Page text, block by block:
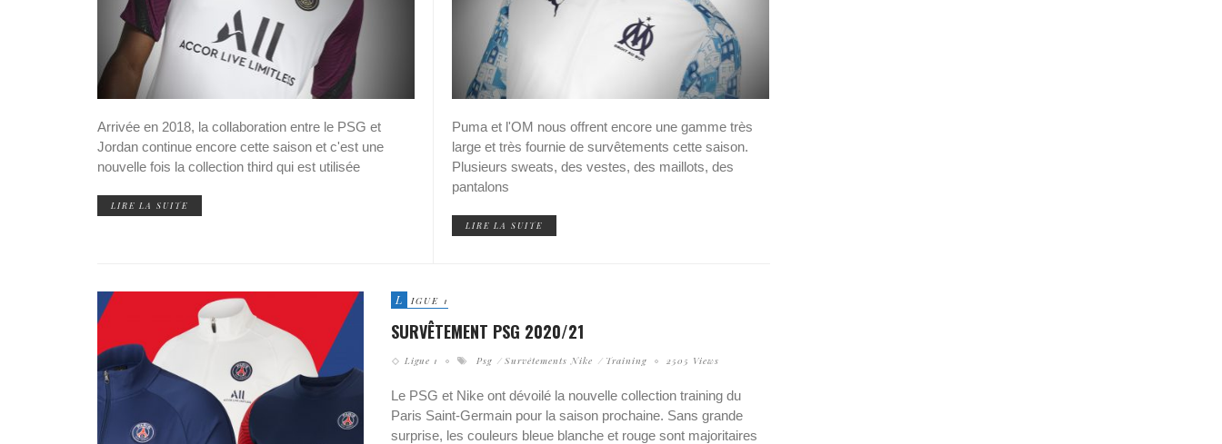
Arrivée en 2018, la collaboration entre le PSG et
Jordan continue encore cette saison et c'est une
nouvelle fois la collection third qui est utilisée
LIRE LA SUITE
Puma et l'OM nous offrent encore une gamme très
large et très fournie de survêtements cette saison.
Plusieurs sweats, des vestes, des maillots, des
pantalons
LIRE LA SUITE
L IGUE 1
SURVÊTEMENT PSG 2020/21
Ligue 1 Psg Survêtements Nike Training 2505 Views
Le PSG et Nike ont dévoilé la nouvelle collection training du
Paris Saint-Germain pour la saison prochaine. Sans grande
surprise, les couleurs bleue blanche et rouge sont majoritaires